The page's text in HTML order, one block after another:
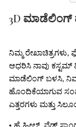
3D ಮಾಡೆಲಿಂಗ್
ನಿಮ್ಮ ರೇಖಾಚಿತ್ರಗಳು,
ಆಧರಿಸಿ ನಾವು ಕಸ್ಟಮ್
ಮಾಡೆಲಿಂಗ್ ಬಳಸಿ,
ಹೊಂದಿಕೆಯಾಗುವ
ಎತ್ತರಗಳು ಮತ್ತು